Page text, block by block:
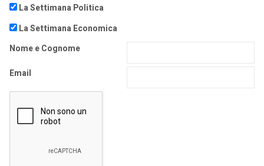
La Settimana Politica
La Settimana Economica
Nome e Cognome
Email